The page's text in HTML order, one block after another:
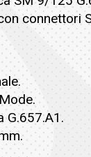
connettori
G.657.A1.